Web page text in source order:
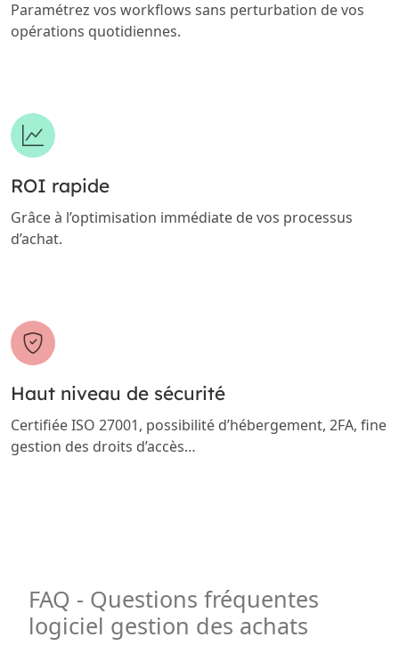
Paramétrez vos workflows sans perturbation de vos
opérations quotidiennes.
ROI rapide
Grâce à l’optimisation immédiate de vos processus
d’achat.
Haut niveau de sécurité
Certifiée ISO 27001, possibilité d’hébergement, 2FA, fine
gestion des droits d’accès…
FAQ - Questions fréquentes
logiciel gestion des achats